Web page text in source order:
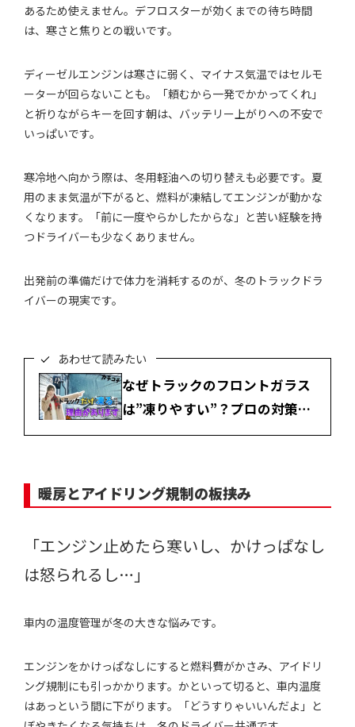
あるため使えません。デフロスターが効くまでの待ち時間
は、寒さと焦りとの戦いです。
ディーゼルエンジンは寒さに弱く、マイナス気温ではセルモ
ーターが回らないことも。「頼むから一発でかかってくれ」
と祈りながらキーを回す朝は、バッテリー上がりへの不安で
いっぱいです。
寒冷地へ向かう際は、冬用軽油への切り替えも必要です。夏
用のまま気温が下がると、燃料が凍結してエンジンが動かな
くなります。「前に一度やらかしたからな」と苦い経験を持
つドライバーも少なくありません。
出発前の準備だけで体力を消耗するのが、冬のトラックドラ
イバーの現実です。
あわせて読みたい
なぜトラックのフロントガラス
は”凍りやすい”？プロの対策と
は
暖房とアイドリング規制の板挟み
「エンジン止めたら寒いし、かけっぱなし
は怒られるし…」
車内の温度管理が冬の大きな悩みです。
エンジンをかけっぱなしにすると燃料費がかさみ、アイドリ
ング規制にも引っかかります。かといって切ると、車内温度
はあっという間に下がります。「どうすりゃいいんだよ」と